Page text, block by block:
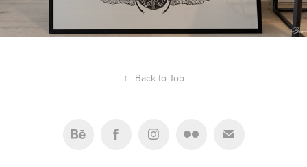
↑ Back to Top